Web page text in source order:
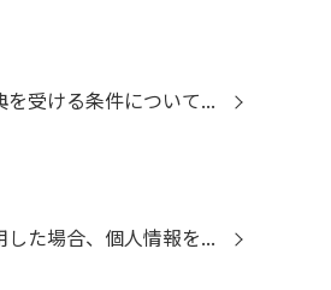
受ける条件について...
た場合、個人情報を...